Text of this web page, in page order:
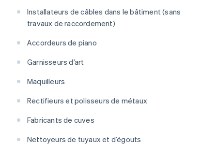
Installateurs de câbles dans le bâtiment (sans
travaux de raccordement)
Accordeurs de piano
Garnisseurs d’art
Maquilleurs
Rectifieurs et polisseurs de métaux
Fabricants de cuves
Nettoyeurs de tuyaux et d’égouts